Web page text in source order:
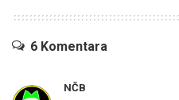
6 Komentara
NČB